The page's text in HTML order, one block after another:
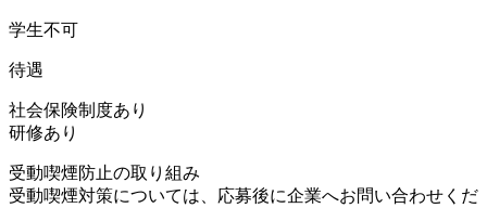
学生不可
待遇
社会保険制度あり
研修あり
受動喫煙防止の取り組み
受動喫煙対策については、応募後に企業へお問い合わせくだ